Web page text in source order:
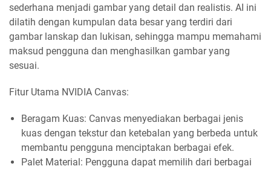
sederhana menjadi gambar yang detail dan realistis. AI ini
dilatih dengan kumpulan data besar yang terdiri dari
gambar lanskap dan lukisan, sehingga mampu memahami
maksud pengguna dan menghasilkan gambar yang
sesuai.
Fitur Utama NVIDIA Canvas:
Beragam Kuas: Canvas menyediakan berbagai jenis
kuas dengan tekstur dan ketebalan yang berbeda untuk
membantu pengguna menciptakan berbagai efek.
Palet Material: Pengguna dapat memilih dari berbagai